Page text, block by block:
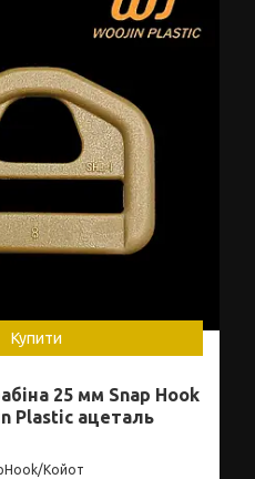
Купити
25 мм Snap Hook
Plastic ацеталь
Койот